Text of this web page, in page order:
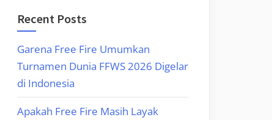
Recent Posts
Garena Free Fire Umumkan
Turnamen Dunia FFWS 2026 Digelar
di Indonesia
Apakah Free Fire Masih Layak